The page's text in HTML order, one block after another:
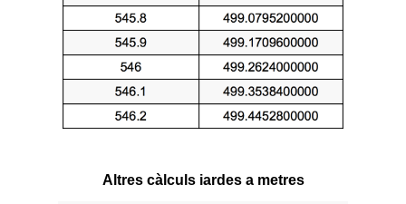
Altres càlculs iardes a metres